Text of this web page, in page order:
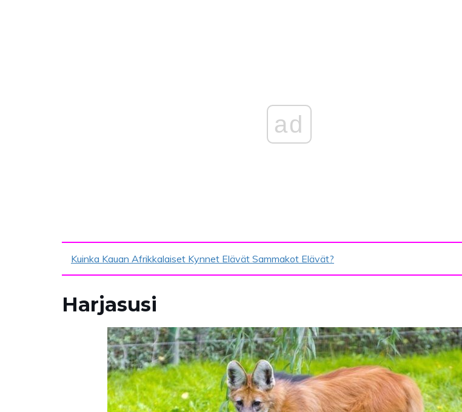
ad
Kuinka Kauan Afrikkalaiset Kynnet Elävät Sammakot Elävät?
Harjasusi